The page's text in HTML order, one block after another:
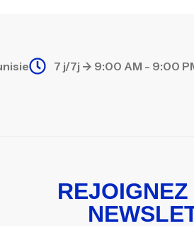
7 j/7j -> 9:00 AM - 9:00